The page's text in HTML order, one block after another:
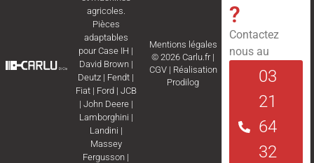
agricoles.
Pièces
adaptables
pourCase IH |
David Brown|
Deutz | Fendt |
Fiat| Ford | JCB
| John Deere|
Lamborghini |
Landini |
Massey
Fergusson |
Mentions légales
© 2026 Carlu.fr |
CGV| Réalisation
Prodilog
?
Contactez
nous au
03
21
64
32